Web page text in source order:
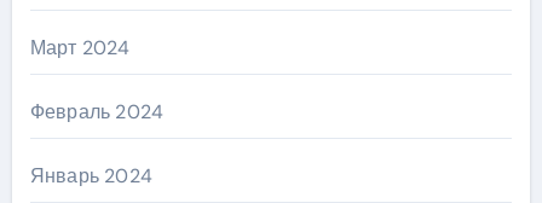
Март 2024
Февраль 2024
Январь 2024